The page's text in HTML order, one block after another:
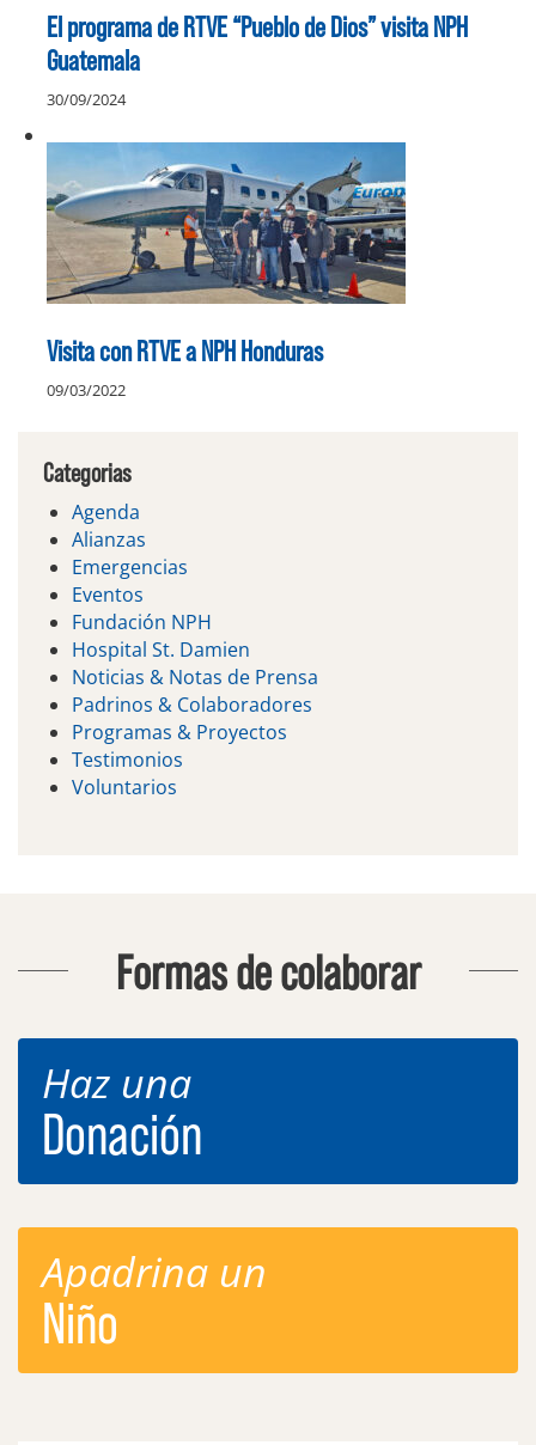
El programa de RTVE “Pueblo de Dios” visita NPH
Guatemala
30/09/2024
Visita con RTVE a NPH Honduras
09/03/2022
Categorias
Agenda
Alianzas
Emergencias
Eventos
Fundación NPH
Hospital St. Damien
Noticias & Notas de Prensa
Padrinos & Colaboradores
Programas & Proyectos
Testimonios
Voluntarios
Formas de colaborar
Haz una
Donación
Apadrina un
Niño